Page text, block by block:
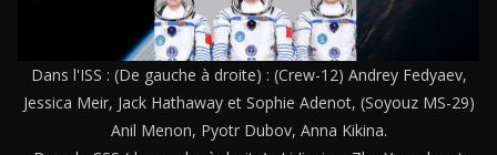
Dans l'ISS : (De gauche à droite) : (Crew-12) Andrey Fedyaev,
Jessica Meir, Jack Hathaway et Sophie Adenot, (Soyouz MS-29)
Anil Menon, Pyotr Dubov, Anna Kikina.